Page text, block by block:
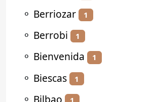
⚬ Berriozar 1
⚬ Berrobi 1
⚬ Bienvenida 1
⚬ Biescas 1
⚬ Bilbao 1